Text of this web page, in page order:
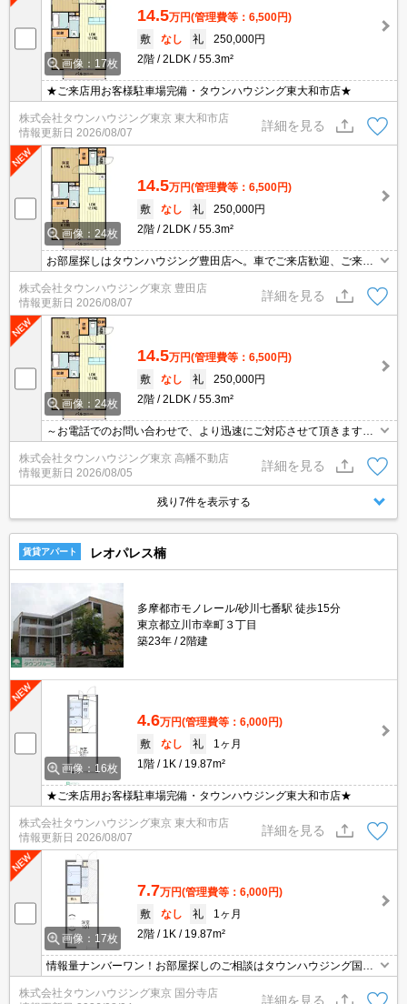
画像：17枚
14.5万円(管理費等：6,500円)
敷
なし 礼
250,000円
2階
2LDK 55.3m²
★ご来店用お客様駐車場完備・タウンハウジング東大和市店★
株式会社タウンハウジング東京 東大和市店
情報更新日 2026/08/07
詳細を見る
画像：24枚
14.5万円(管理費等：6,500円)
敷
なし 礼
250,000円
2階
2LDK 55.3m²
お部屋探しはタウンハウジング豊田店へ。車でご来店歓迎、ご来店
用お客様駐車場あり！
株式会社タウンハウジング東京 豊田店
情報更新日 2026/08/07
詳細を見る
画像：24枚
14.5万円(管理費等：6,500円)
敷
なし 礼
250,000円
2階
2LDK 55.3m²
～お電話でのお問い合わせで、より迅速にご対応させて頂きます～
地域密着タウンハウジングまで～
株式会社タウンハウジング東京 高幡不動店
情報更新日 2026/08/05
詳細を見る
残り7件を表示する
賃貸アパート レオパレス楠
多摩都市モノレール/砂川七番駅 徒歩15分
東京都立川市幸町３丁目
築23年
2階建
画像：16枚
4.6万円(管理費等：6,000円)
敷
なし 礼
1ヶ月
1階
1K 19.87m²
★ご来店用お客様駐車場完備・タウンハウジング東大和市店★
株式会社タウンハウジング東京 東大和市店
情報更新日 2026/08/07
詳細を見る
画像：17枚
7.7万円(管理費等：6,000円)
敷
なし 礼
1ヶ月
2階
1K 19.87m²
情報量ナンバーワン！お部屋探しのご相談はタウンハウジング国分
寺店にお任せを！
株式会社タウンハウジング東京 国分寺店
詳細を見る